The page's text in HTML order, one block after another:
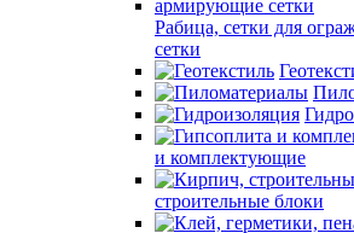
Рабица, сетки для
сетки
и комплектующие
строительные блоки